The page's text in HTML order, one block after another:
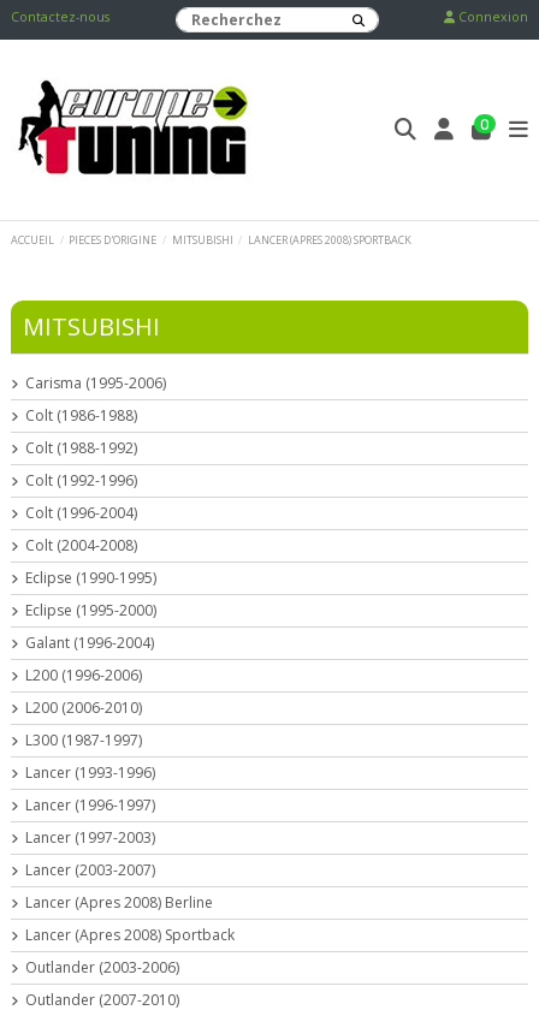
Contactez-nous Connexion
0
ACCUEIL PIECES D'ORIGINE MITSUBISHI LANCER (APRES 2008) SPORTBACK
MITSUBISHI
Carisma (1995-2006)
Colt (1986-1988)
Colt (1988-1992)
Colt (1992-1996)
Colt (1996-2004)
Colt (2004-2008)
Eclipse (1990-1995)
Eclipse (1995-2000)
Galant (1996-2004)
L200 (1996-2006)
L200 (2006-2010)
L300 (1987-1997)
Lancer (1993-1996)
Lancer (1996-1997)
Lancer (1997-2003)
Lancer (2003-2007)
Lancer (Apres 2008) Berline
Lancer (Apres 2008) Sportback
Outlander (2003-2006)
Outlander (2007-2010)